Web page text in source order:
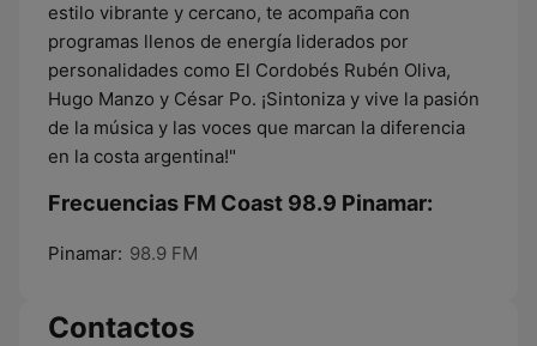
estilo vibrante y cercano, te acompaña con
programas llenos de energía liderados por
personalidades como El Cordobés Rubén Oliva,
Hugo Manzo y César Po. ¡Sintoniza y vive la pasión
de la música y las voces que marcan la diferencia
en la costa argentina!"
Frecuencias FM Coast 98.9 Pinamar:
Pinamar: 98.9 FM
Contactos